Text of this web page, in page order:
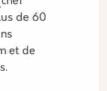
de 60
et de